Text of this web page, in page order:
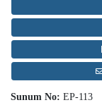
Sunum No: EP-113